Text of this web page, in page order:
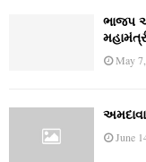
ભાજપ
May
June